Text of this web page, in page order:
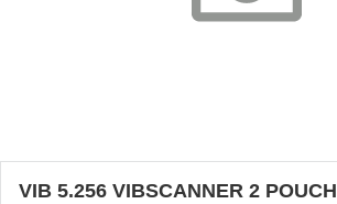
VIB 5.256 VIBSCANNER 2 POUCH